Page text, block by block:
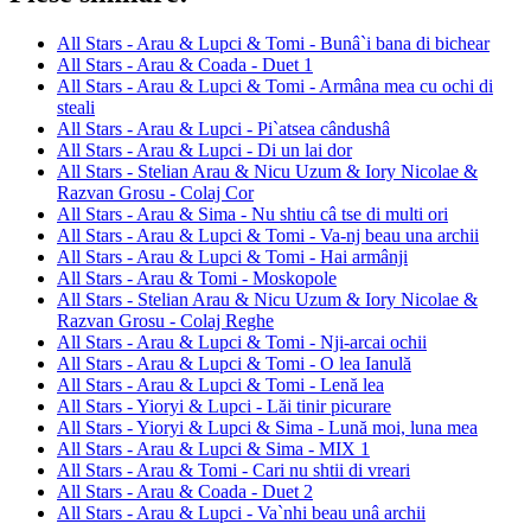
All Stars - Arau & Lupci & Tomi - Bunâ`i bana di bichear
All Stars - Arau & Coada - Duet 1
All Stars - Arau & Lupci & Tomi - Armâna mea cu ochi di
steali
All Stars - Arau & Lupci - Pi`atsea cândushâ
All Stars - Arau & Lupci - Di un lai dor
All Stars - Stelian Arau & Nicu Uzum & Iory Nicolae &
Razvan Grosu - Colaj Cor
All Stars - Arau & Sima - Nu shtiu câ tse di multi ori
All Stars - Arau & Lupci & Tomi - Va-nj beau una archii
All Stars - Arau & Lupci & Tomi - Hai armânji
All Stars - Arau & Tomi - Moskopole
All Stars - Stelian Arau & Nicu Uzum & Iory Nicolae &
Razvan Grosu - Colaj Reghe
All Stars - Arau & Lupci & Tomi - Nji-arcai ochii
All Stars - Arau & Lupci & Tomi - O lea Ianulă
All Stars - Arau & Lupci & Tomi - Lenă lea
All Stars - Yioryi & Lupci - Lăi tinir picurare
All Stars - Yioryi & Lupci & Sima - Lună moi, luna mea
All Stars - Arau & Lupci & Sima - MIX 1
All Stars - Arau & Tomi - Cari nu shtii di vreari
All Stars - Arau & Coada - Duet 2
All Stars - Arau & Lupci - Va`nhi beau unâ archii